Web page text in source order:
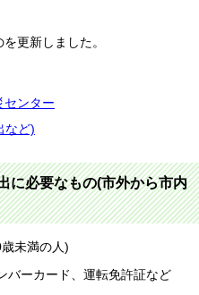
更新しました。
センター
など)
に必要なもの(市外から市内
未満の人)
バーカード、運転免許証など